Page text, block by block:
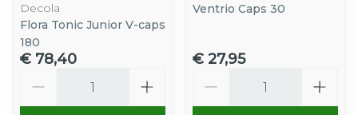
Decola
Flora Tonic Junior V-caps
180
€ 78,40
Ventrio Caps 30
€ 27,95